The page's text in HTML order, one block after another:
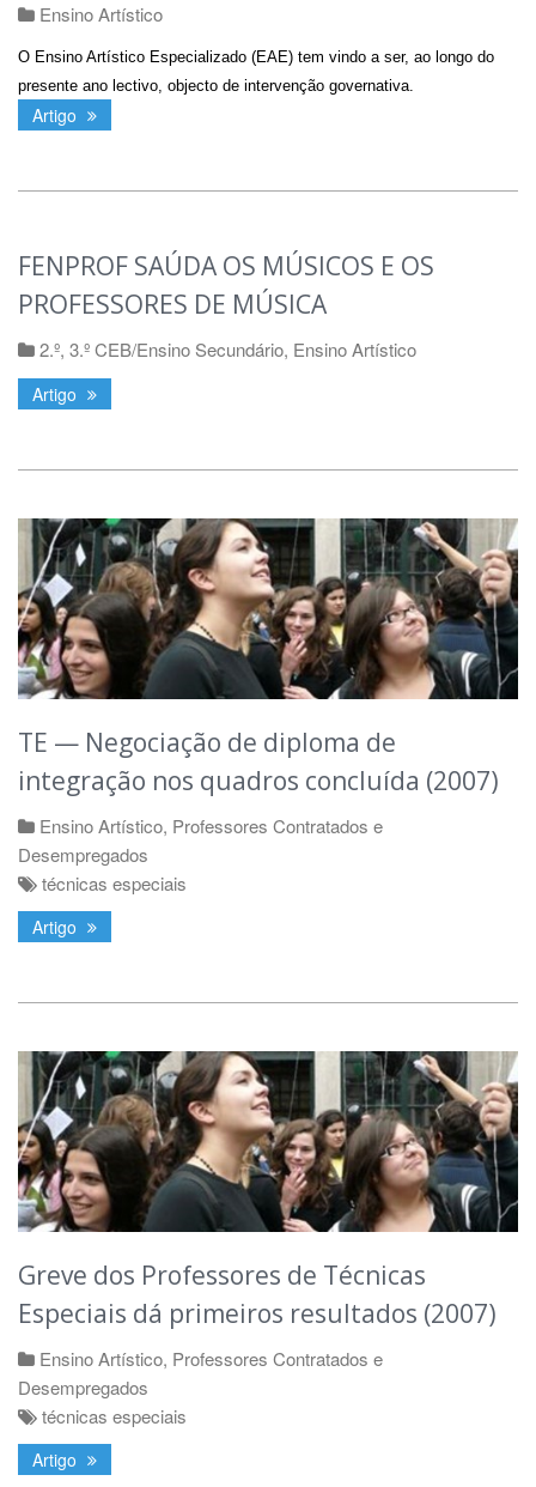
Ensino Artístico
O Ensino Artístico Especializado (EAE) tem vindo a ser, ao longo do
presente ano lectivo, objecto de intervenção governativa.
Artigo
FENPROF SAÚDA OS MÚSICOS E OS
PROFESSORES DE MÚSICA
2.º, 3.º CEB/Ensino Secundário, Ensino Artístico
Artigo
TE — Negociação de diploma de
integração nos quadros concluída (2007)
Ensino Artístico, Professores Contratados e
Desempregados
técnicas especiais
Artigo
Greve dos Professores de Técnicas
Especiais dá primeiros resultados (2007)
Ensino Artístico, Professores Contratados e
Desempregados
técnicas especiais
Artigo